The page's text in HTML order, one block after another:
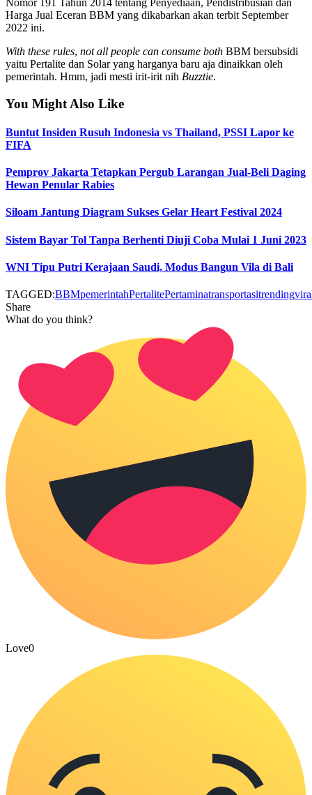
Harga Jual Eceran BBM yang dikabarkan akan terbit September
2022 ini.
With these rules, not all people can consume both BBM bersubsidi
yaitu Pertalite dan Solar yang harganya baru aja dinaikkan oleh
pemerintah. Hmm, jadi mesti irit-irit nih Buzztie.
You Might Also Like
Buntut Insiden Rusuh Indonesia vs Thailand, PSSI Lapor ke
FIFA
Pemprov Jakarta Tetapkan Pergub Larangan Jual-Beli Daging
Hewan Penular Rabies
Siloam Jantung Diagram Sukses Gelar Heart Festival 2024
Sistem Bayar Tol Tanpa Berhenti Diuji Coba Mulai 1 Juni 2023
WNI Tipu Putri Kerajaan Saudi, Modus Bangun Vila di Bali
TAGGED:BBMpemerintahPertalitePertaminatransportasitrending
Share
What do you think?
Love0